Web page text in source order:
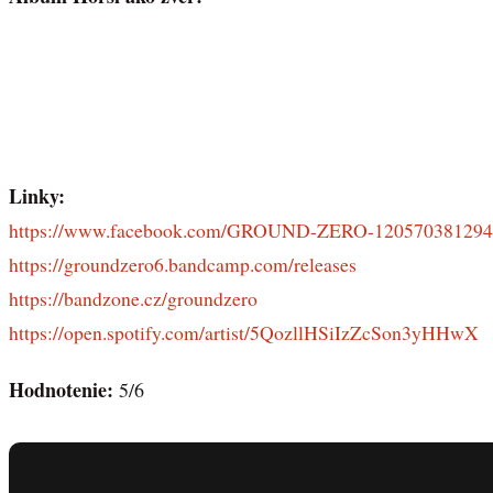
Linky:
https://www.facebook.com/GROUND-ZERO-
https://groundzero6.bandcamp.com/releases
https://bandzone.cz/groundzero
https://open.spotify.com/artist/5QozllHSiIzZcSon3yHHwX
Hodnotenie: 5/6